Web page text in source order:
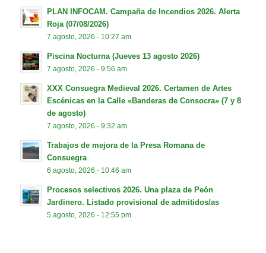
PLAN INFOCAM. Campaña de Incendios 2026. Alerta
Roja (07/08/2026)
7 agosto, 2026 - 10:27 am
Piscina Nocturna (Jueves 13 agosto 2026)
7 agosto, 2026 - 9:56 am
XXX Consuegra Medieval 2026. Certamen de Artes
Escénicas en la Calle «Banderas de Consocra» (7 y 8
de agosto)
7 agosto, 2026 - 9:32 am
Trabajos de mejora de la Presa Romana de
Consuegra
6 agosto, 2026 - 10:46 am
Procesos selectivos 2026. Una plaza de Peón
Jardinero. Listado provisional de admitidos/as
5 agosto, 2026 - 12:55 pm